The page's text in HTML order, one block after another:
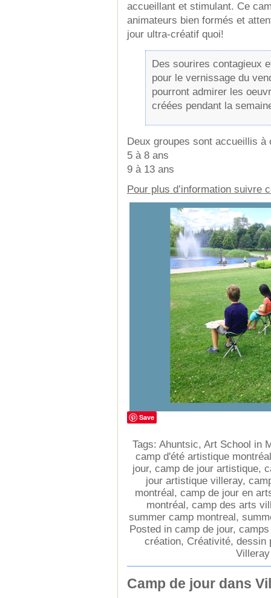
accueillant et stimulant. Ce
animateurs bien formés et
jour ultra-créatif quoi!
Des sourires contagieux
pour le vernissage du
pourront admirer les
créées pendant la
Deux groupes sont accueillis à
5 à 8 ans
9 à 13 ans
Pour plus d’information suivre
Save
Tags: Ahuntsic, Art School in
camp d'été artistique montréal
jour, camp de jour artistique,
jour artistique villeray,
montréal, camp de jour en
montréal, camp des arts
summer camp montreal,
Posted in camp de jour,
création, Créativité, dessin
Villeray
Camp de jour dans